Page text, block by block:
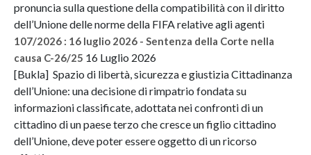
pronuncia sulla questione della compatibilità con il diritto
dell’Unione delle norme della FIFA relative agli agenti
107/2026 : 16 luglio 2026 - Sentenza della Corte nella
causa C-26/25 16 Luglio 2026
[Bukla] Spazio di libertà, sicurezza e giustizia Cittadinanza
dell’Unione: una decisione di rimpatrio fondata su
informazioni classificate, adottata nei confronti di un
cittadino di un paese terzo che cresce un figlio cittadino
dell’Unione, deve poter essere oggetto di un ricorso